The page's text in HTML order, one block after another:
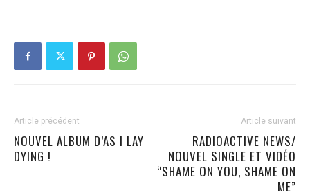
Article précédent
NOUVEL ALBUM D’AS I LAY
DYING !
Article suivant
RADIOACTIVE NEWS/
NOUVEL SINGLE ET VIDÉO
“SHAME ON YOU, SHAME ON
ME”